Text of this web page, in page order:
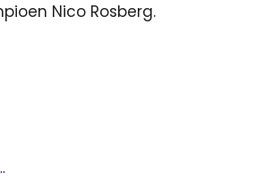
Nico Rosberg.